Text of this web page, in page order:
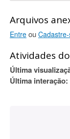
Arquivos
Entre ou
Atividades
Última
Última interação: